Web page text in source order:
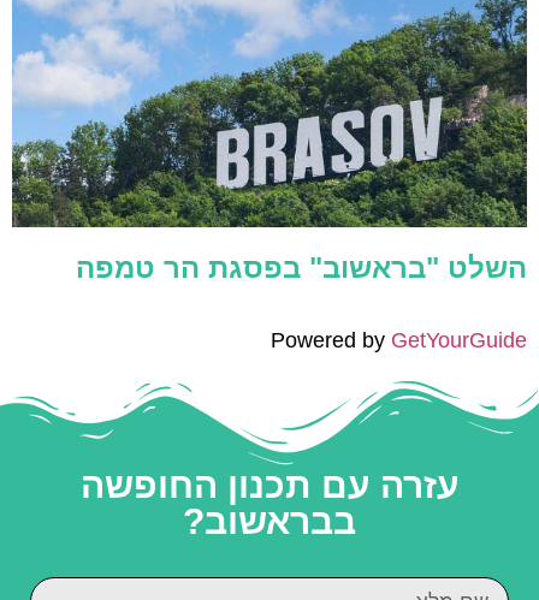
השלט "בראשוב" בפסגת הר טמפה
Powered by GetYourGuide
עזרה עם תכנון החופשה
בבראשוב?